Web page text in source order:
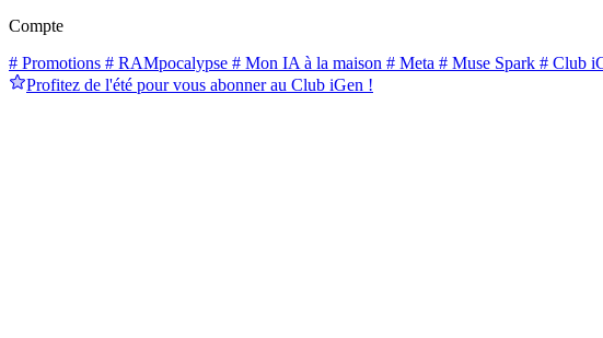
Compte
# Promotions # RAMpocalypse # Mon IA à la maison # Meta # Muse Spark # Club
Profitez de l'été pour vous abonner au Club iGen !